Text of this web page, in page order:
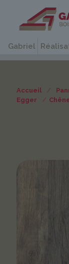
Gabriel
Accueil /
Egger
/